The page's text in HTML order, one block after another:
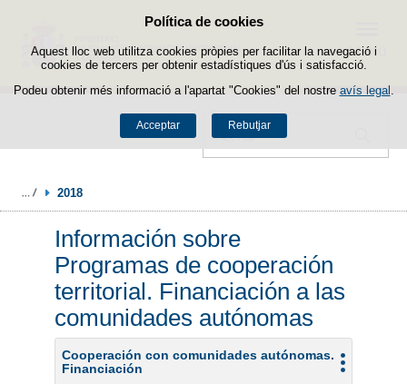
Política de cookies
Aquest lloc web utilitza cookies pròpies per facilitar la navegació i
cookies de tercers per obtenir estadístiques d'ús i satisfacció.
Podeu obtenir més informació a l'apartat "Cookies" del nostre avís legal
Acceptar Rebutjar
Passar al contingut
Cercador
Menú
2018
Información sobre
Programas de cooperación
territorial. Financiación a las
comunidades autónomas
Cooperación con comunidades autónomas.
Financiación